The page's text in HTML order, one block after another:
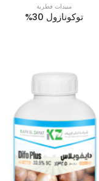
مبيدات فطرية
توكونازول 30%